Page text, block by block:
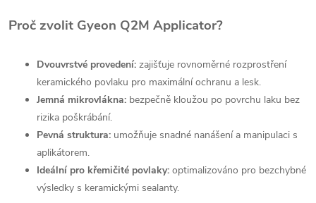
Proč zvolit Gyeon Q2M Applicator?
Dvouvrstvé provedení: zajišťuje rovnoměrné rozprostření
keramického povlaku pro maximální ochranu a lesk.
Jemná mikrovlákna: bezpečně kloužou po povrchu laku bez
rizika poškrábání.
Pevná struktura: umožňuje snadné nanášení a manipulaci s
aplikátorem.
Ideální pro křemičité povlaky: optimalizováno pro bezchybné
výsledky s keramickými sealanty.